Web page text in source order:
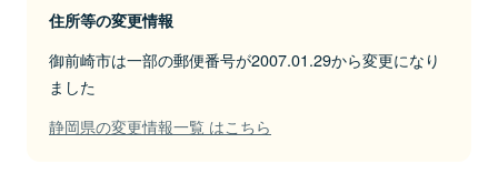
住所等の変更情報
御前崎市は一部の郵便番号が2007.01.29から変更になり
ました
静岡県の変更情報一覧 はこちら